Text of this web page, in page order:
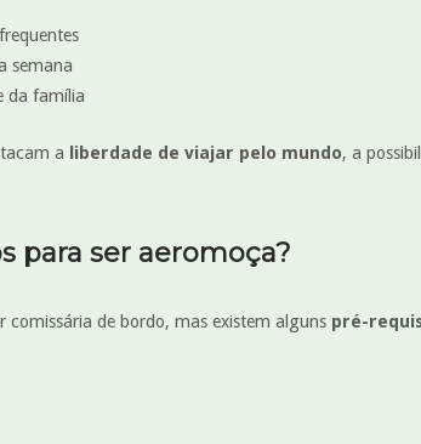
semana
da família
a liberdade de viajar pelo mundo, a
para ser aeromoça?
comissária de bordo, mas existem alguns pré-